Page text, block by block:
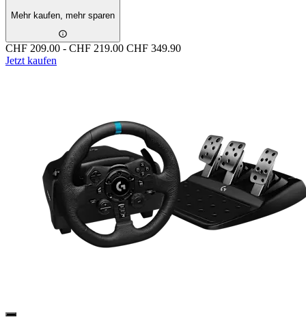
Mehr kaufen, mehr sparen
CHF 209.00 - CHF 219.00 CHF 349.90
Jetzt kaufen